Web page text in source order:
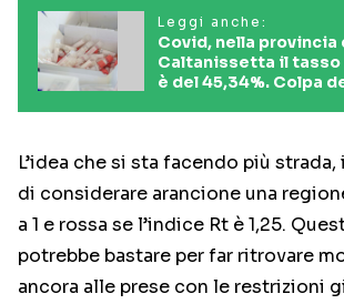
Leggi anche:
Covid, nella provincia
Caltanissetta il
è del 45,34%. Colpa
L’idea che si sta facendo più
di considerare arancione una
a 1 e rossa se l’indice Rt è 1,25.
potrebbe bastare per far ritrovare
ancora alle prese con le restrizioni